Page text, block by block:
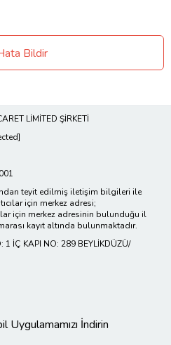
Bildir
LİMİTED ŞİRKETİ
teyit edilmiş iletişim bilgileri ile
için merkez adresi;
için merkez adresinin bulunduğu il
kayıt altında bulunmaktadır.
1 İÇ KAPI NO: 289 BEYLİKDÜZÜ/
İndirin